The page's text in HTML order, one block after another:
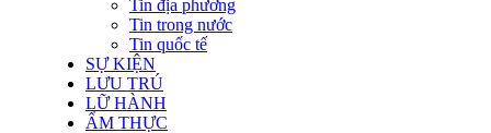
Tin địa phương
Tin trong nước
Tin quốc tế
SỰ KIỆN
LƯU TRÚ
LỮ HÀNH
ẨM THỰC